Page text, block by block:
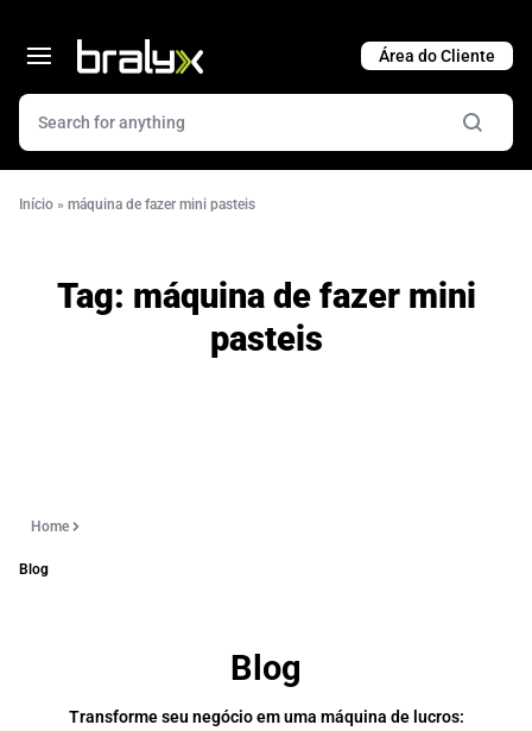
Início » máquina de fazer mini pasteis
Tag: máquina de fazer mini
pasteis
Home
Blog
Blog
Transforme seu negócio em uma máquina de lucros: